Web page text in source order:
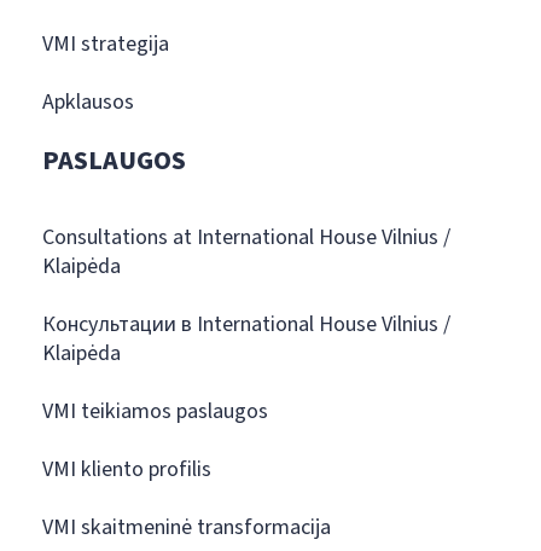
VMI strategija
Apklausos
PASLAUGOS
Consultations at International House Vilnius /
Klaipėda
Консультации в International House Vilnius /
Klaipėda
VMI teikiamos paslaugos
VMI kliento profilis
VMI skaitmeninė transformacija